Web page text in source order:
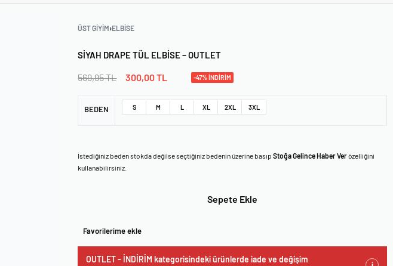
ÜST GIYIM›ELBISE
SIYAH DRAPE TÜL ELBISE – OUTLET
569,95TL 300,00TL -47% İNDİRİM
BEDEN S M L XL 2XL 3XL
İstediğiniz beden stokda değilse seçtiğiniz bedenin üzerine basıpStoğa Gelince Haber Verözelliğini
kullanabilirsiniz.
Sepete Ekle
Favorilerime ekle
OUTLET - İNDİRİM kategorisindeki ürünlerde iade ve değişim